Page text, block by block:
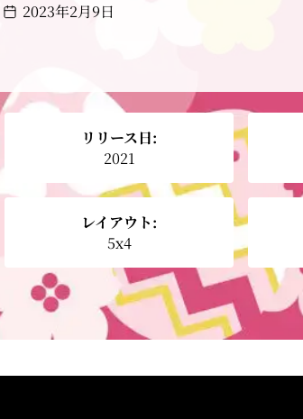
2023年2月9日
リリース日:
2021
レイアウト:
5x4